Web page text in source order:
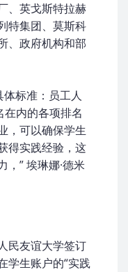
、英戈斯特拉赫
特集团、莫斯科
、政府机构和部
标准：员工人
内的各项排名
，可以确保学生
得实践经验，这
，” 埃琳娜·德米
民友谊大学签订
学生账户的“实践